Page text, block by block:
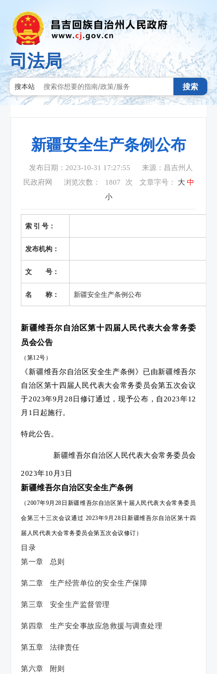
司法局
搜本站 搜索
新疆安全生产条例公布
发布日期：2023-10-31 17:27:55
来源：昌吉州人
民政府网
浏览次数： 1807 次 文章字号： 大 中
小
索 引 号：
发布机构：
文 号：
名 称： 新疆安全生产条例公布
新疆维吾尔自治区第十四届人民代表大会常务委
员会公告
（第12号）
《新疆维吾尔自治区安全生产条例》已由新疆维吾尔
自治区第十四届人民代表大会常务委员会第五次会议
于2023年9月28日修订通过，现予公布，自2023年12
月1日起施行。
特此公告。
新疆维吾尔自治区人民代表大会常务委员会
2023年10月3日
新疆维吾尔自治区安全生产条例
（2007年9月28日新疆维吾尔自治区第十届人民代表大会常务委员
会第三十三次会议通过 2023年9月28日新疆维吾尔自治区第十四
届人民代表大会常务委员会第五次会议修订）
目录
第一章 总则
第二章 生产经营单位的安全生产保障
第三章 安全生产监督管理
第四章 生产安全事故应急救援与调查处理
第五章 法律责任
第六章 附则